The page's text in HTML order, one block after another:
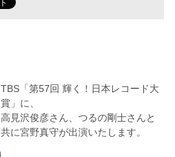
TBS「第57回 輝く！日本レコード大
賞」に、
高見沢俊彦さん、つるの剛士さんと
共に宮野真守が出演いたします。